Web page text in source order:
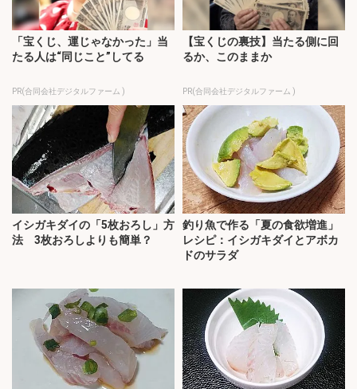
「宝くじ、運じゃなかった」当
たる人は“同じこと”してる
PR(合同会社デジタルファーム )
【宝くじの裏技】当たる側に回
るか、このままか
PR(合同会社デジタルファーム )
イシガキダイの「5枚おろし」方
法 3枚おろしよりも簡単？
釣り魚で作る「夏の食欲増進」
レシピ：イシガキダイとアボカ
ドのサラダ